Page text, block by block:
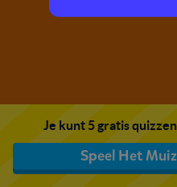
Je kunt 5 gratis
Speel Het